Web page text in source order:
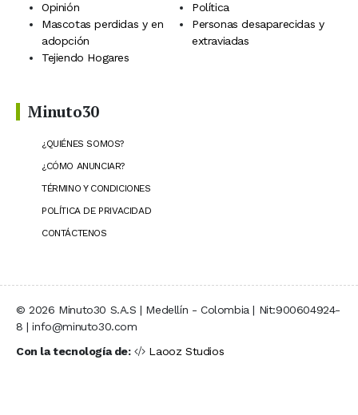
Opinión
Política
Mascotas perdidas y en
adopción
Personas desaparecidas y
extraviadas
Tejiendo Hogares
Minuto30
¿QUIÉNES SOMOS?
¿CÓMO ANUNCIAR?
TÉRMINO Y CONDICIONES
POLÍTICA DE PRIVACIDAD
CONTÁCTENOS
© 2026 Minuto30 S.A.S | Medellín - Colombia | Nit:900604924-
8 | info@minuto30.com
Con la tecnología de:
Laooz Studios